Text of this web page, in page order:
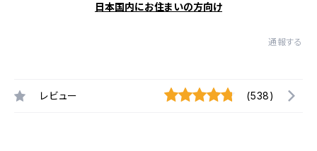
日本国内にお住まいの方向け
通報する
レビュー (538)